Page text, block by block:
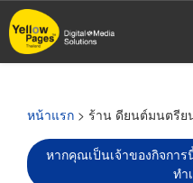
ข้าม
ไป
หน้าแรก > ร้าน ดียนต์มนตรีย
หากคุณเป็นเจ้าของกิจกา
ทำ